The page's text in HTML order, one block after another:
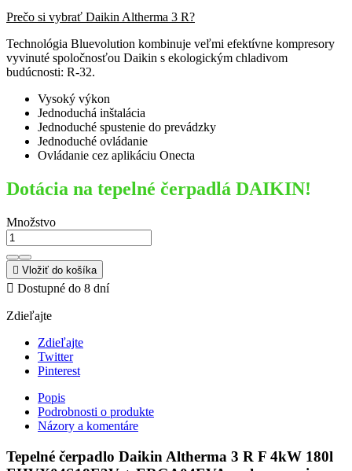
Prečo si vybrať Daikin Altherma 3 R?
Technológia Bluevolution kombinuje veľmi efektívne kompresory
vyvinuté spoločnosťou Daikin s ekologickým chladivom
budúcnosti: R-32.
Vysoký výkon
Jednoduchá inštalácia
Jednoduché spustenie do prevádzky
Jednoduché ovládanie
Ovládanie cez aplikáciu Onecta
Dotácia na tepelné čerpadlá DAIKIN!
Množstvo
 Vložiť do košíka
 Dostupné do 8 dní
Zdieľajte
Zdieľajte
Twitter
Pinterest
Popis
Podrobnosti o produkte
Názory a komentáre
Tepelné čerpadlo Daikin Altherma 3 R F 4kW 180l